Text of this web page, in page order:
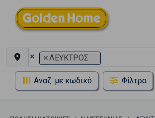
× ×ΛΕΥΚΤΡΟΣ
Αναζ. με κωδικό Φίλτρα